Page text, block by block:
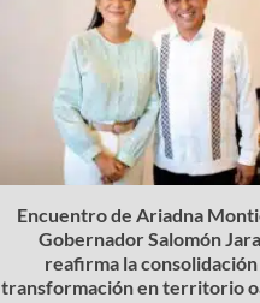
Encuentro de Ariadna
Gobernador Salomón
reafirma la consolidación
transformación en territorio